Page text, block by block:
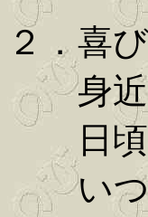
２．喜
身近
日頃
いつ